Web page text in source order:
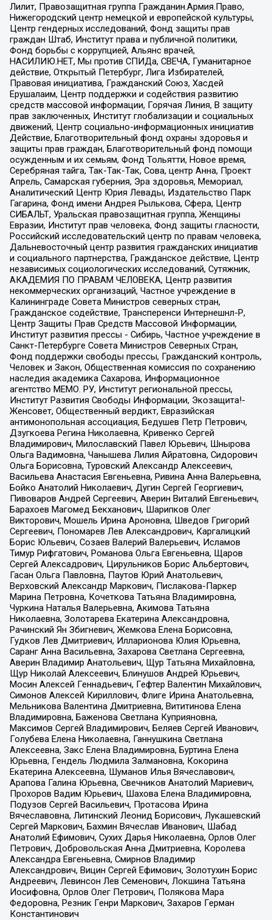
Лилит, Правозащитная группа Гражданин.Армия.Право,
Нижегородский центр немецкой и европейской культуры,
Центр гендерных исследований, Фонд защиты прав
граждан Штаб, Институт права и публичной политики,
Фонд борьбы с коррупцией, Альянс врачей,
НАСИЛИЮ.НЕТ, Мы против СПИДа, СВЕЧА, Гуманитарное
действие, Открытый Петербург, Лига Избирателей,
Правовая инициатива, Гражданский Союз, Хасдей
Ерушалаим, Центр поддержки и содействия развитию
средств массовой информации, Горячая Линия, В защиту
прав заключенных, Институт глобализации и социальных
движений, Центр социально-информационных инициатив
Действие, Благотворительный фонд охраны здоровья и
защиты прав граждан, Благотворительный фонд помощи
осужденным и их семьям, Фонд Тольятти, Новое время,
Серебряная тайга, Так-Так-Так, Сова, центр Анна, Проект
Апрель, Самарская губерния, Эра здоровья, Мемориал,
Аналитический Центр Юрия Левады, Издательство Парк
Гагарина, Фонд имени Андрея Рылькова, Сфера, Центр
СИБАЛЬТ, Уральская правозащитная группа, Женщины
Евразии, Институт прав человека, Фонд защиты гласности,
Российский исследовательский центр по правам человека,
Дальневосточный центр развития гражданских инициатив
и социального партнерства, Гражданское действие, Центр
независимых социологических исследований, Сутяжник,
АКАДЕМИЯ ПО ПРАВАМ ЧЕЛОВЕКА, Центр развития
некоммерческих организаций, Частное учреждение в
Калининграде Совета Министров северных стран,
Гражданское содействие, Трансперенси Интернешнл-Р,
Центр Защиты Прав Средств Массовой Информации,
Институт развития прессы - Сибирь, Частное учреждение в
Санкт-Петербурге Совета Министров Северных Стран,
Фонд поддержки свободы прессы, Гражданский контроль,
Человек и Закон, Общественная комиссия по сохранению
наследия академика Сахарова, Информационное
агентство МЕМО. РУ, Институт региональной прессы,
Институт Развития Свободы Информации, Экозащита!-
Женсовет, Общественный вердикт, Евразийская
антимонопольная ассоциация, Бедушев Петр Петрович,
Дзугкоева Регина Николаевна, Кривенко Сергей
Владимирович, Милославский Павел Юрьевич, Шнырова
Ольга Вадимовна, Чанышева Лилия Айратовна, Сидорович
Ольга Борисовна, Туровский Александр Алексеевич,
Васильева Анастасия Евгеньевна, Ривина Анна Валерьевна,
Бойко Анатолий Николаевич, Дугин Сергей Георгиевич,
Пивоваров Андрей Сергеевич, Аверин Виталий Евгеньевич,
Барахоев Магомед Бекханович, Шарипков Олег
Викторович, Мошель Ирина Ароновна, Шведов Григорий
Сергеевич, Пономарев Лев Александрович, Каргалицкий
Борис Юльевич, Созаев Валерий Валерьевич, Исламов
Тимур Рифгатович, Романова Ольга Евгеньевна, Щаров
Сергей Алексадрович, Цирульников Борис Альбертович,
Гасан Ольга Павловна, Паутов Юрий Анатольевич,
Верховский Александр Маркович, Пислакова-Паркер
Марина Петровна, Кочеткова Татьяна Владимировна,
Чуркина Наталья Валерьевна, Акимова Татьяна
Николаевна, Золотарева Екатерина Александровна,
Рачинский Ян Збигневич, Жемкова Елена Борисовна,
Гудков Лев Дмитриевич, Илларионова Юлия Юрьевна,
Саранг Анна Васильевна, Захарова Светлана Сергеевна,
Аверин Владимир Анатольевич, Щур Татьяна Михайловна,
Щур Николай Алексеевич, Блинушов Андрей Юрьевич,
Мосин Алексей Геннадьевич, Гефтер Валентин Михайлович,
Симонов Алексей Кириллович, Флиге Ирина Анатольевна,
Мельникова Валентина Дмитриевна, Вититинова Елена
Владимировна, Баженова Светлана Куприяновна,
Максимов Сергей Владимирович, Беляев Сергей Иванович,
Голубева Елена Николаевна, Ганнушкина Светлана
Алексеевна, Закс Елена Владимировна, Буртина Елена
Юрьевна, Гендель Людмила Залмановна, Кокорина
Екатерина Алексеевна, Шуманов Илья Вячеславович,
Арапова Галина Юрьевна, Свечников Анатолий Мариевич,
Прохоров Вадим Юрьевич, Шахова Елена Владимировна,
Подузов Сергей Васильевич, Протасова Ирина
Вячеславовна, Литинский Леонид Борисович, Лукашевский
Сергей Маркович, Бахмин Вячеслав Иванович, Шабад
Анатолий Ефимович, Сухих Дарья Николаевна, Орлов Олег
Петрович, Добровольская Анна Дмитриевна, Королева
Александра Евгеньевна, Смирнов Владимир
Александрович, Вицин Сергей Ефимович, Золотухин Борис
Андреевич, Левинсон Лев Семенович, Локшина Татьяна
Иосифовна, Орлов Олег Петрович, Полякова Мара
Федоровна, Резник Генри Маркович, Захаров Герман
Константинович